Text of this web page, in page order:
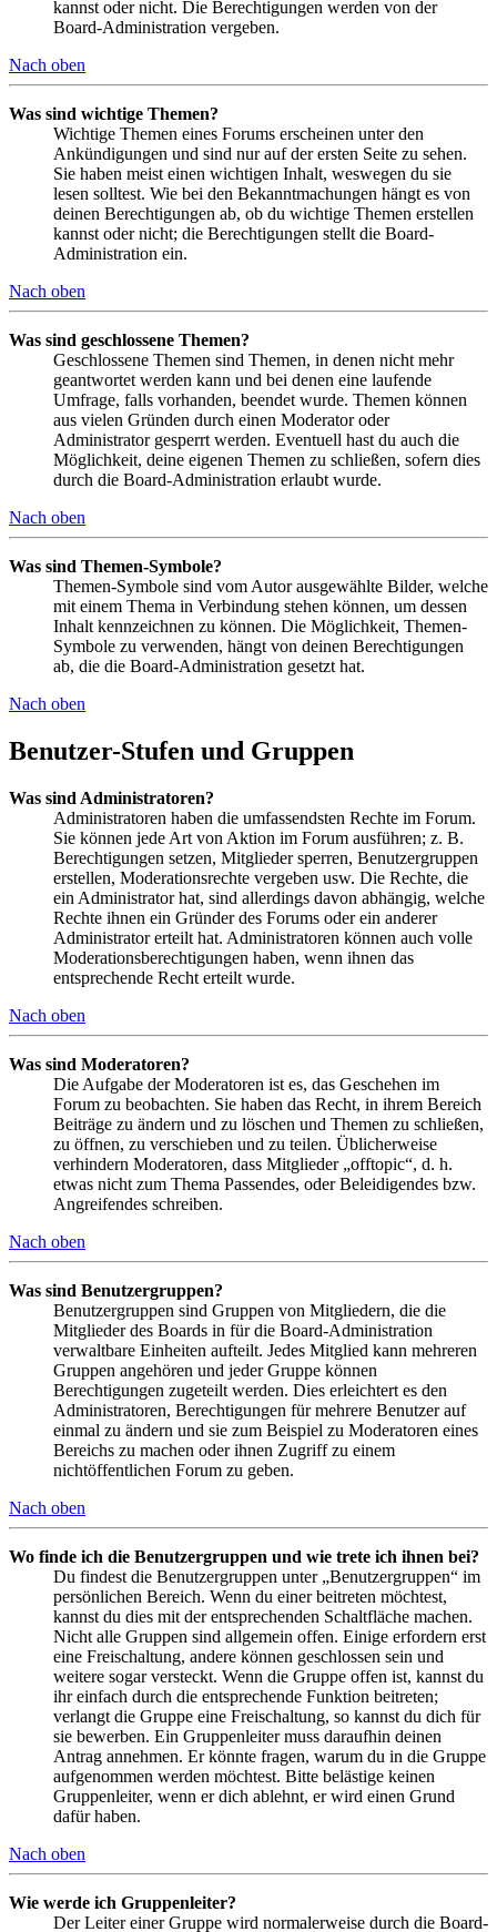
kannst oder nicht. Die Berechtigungen werden von der
Board-Administration vergeben.
Nach oben
Was sind wichtige Themen?
Wichtige Themen eines Forums erscheinen unter den
Ankündigungen und sind nur auf der ersten Seite zu sehen.
Sie haben meist einen wichtigen Inhalt, weswegen du sie
lesen solltest. Wie bei den Bekanntmachungen hängt es von
deinen Berechtigungen ab, ob du wichtige Themen erstellen
kannst oder nicht; die Berechtigungen stellt die Board-
Administration ein.
Nach oben
Was sind geschlossene Themen?
Geschlossene Themen sind Themen, in denen nicht mehr
geantwortet werden kann und bei denen eine laufende
Umfrage, falls vorhanden, beendet wurde. Themen können
aus vielen Gründen durch einen Moderator oder
Administrator gesperrt werden. Eventuell hast du auch die
Möglichkeit, deine eigenen Themen zu schließen, sofern dies
durch die Board-Administration erlaubt wurde.
Nach oben
Was sind Themen-Symbole?
Themen-Symbole sind vom Autor ausgewählte Bilder, welche
mit einem Thema in Verbindung stehen können, um dessen
Inhalt kennzeichnen zu können. Die Möglichkeit, Themen-
Symbole zu verwenden, hängt von deinen Berechtigungen
ab, die die Board-Administration gesetzt hat.
Nach oben
Benutzer-Stufen und Gruppen
Was sind Administratoren?
Administratoren haben die umfassendsten Rechte im Forum.
Sie können jede Art von Aktion im Forum ausführen; z. B.
Berechtigungen setzen, Mitglieder sperren, Benutzergruppen
erstellen, Moderationsrechte vergeben usw. Die Rechte, die
ein Administrator hat, sind allerdings davon abhängig, welche
Rechte ihnen ein Gründer des Forums oder ein anderer
Administrator erteilt hat. Administratoren können auch volle
Moderationsberechtigungen haben, wenn ihnen das
entsprechende Recht erteilt wurde.
Nach oben
Was sind Moderatoren?
Die Aufgabe der Moderatoren ist es, das Geschehen im
Forum zu beobachten. Sie haben das Recht, in ihrem Bereich
Beiträge zu ändern und zu löschen und Themen zu schließen,
zu öffnen, zu verschieben und zu teilen. Üblicherweise
verhindern Moderatoren, dass Mitglieder „offtopic“, d. h.
etwas nicht zum Thema Passendes, oder Beleidigendes bzw.
Angreifendes schreiben.
Nach oben
Was sind Benutzergruppen?
Benutzergruppen sind Gruppen von Mitgliedern, die die
Mitglieder des Boards in für die Board-Administration
verwaltbare Einheiten aufteilt. Jedes Mitglied kann mehreren
Gruppen angehören und jeder Gruppe können
Berechtigungen zugeteilt werden. Dies erleichtert es den
Administratoren, Berechtigungen für mehrere Benutzer auf
einmal zu ändern und sie zum Beispiel zu Moderatoren eines
Bereichs zu machen oder ihnen Zugriff zu einem
nichtöffentlichen Forum zu geben.
Nach oben
Wo finde ich die Benutzergruppen und wie trete ich ihnen bei?
Du findest die Benutzergruppen unter „Benutzergruppen“ im
persönlichen Bereich. Wenn du einer beitreten möchtest,
kannst du dies mit der entsprechenden Schaltfläche machen.
Nicht alle Gruppen sind allgemein offen. Einige erfordern erst
eine Freischaltung, andere können geschlossen sein und
weitere sogar versteckt. Wenn die Gruppe offen ist, kannst du
ihr einfach durch die entsprechende Funktion beitreten;
verlangt die Gruppe eine Freischaltung, so kannst du dich für
sie bewerben. Ein Gruppenleiter muss daraufhin deinen
Antrag annehmen. Er könnte fragen, warum du in die Gruppe
aufgenommen werden möchtest. Bitte belästige keinen
Gruppenleiter, wenn er dich ablehnt, er wird einen Grund
dafür haben.
Nach oben
Wie werde ich Gruppenleiter?
Der Leiter einer Gruppe wird normalerweise durch die Board-